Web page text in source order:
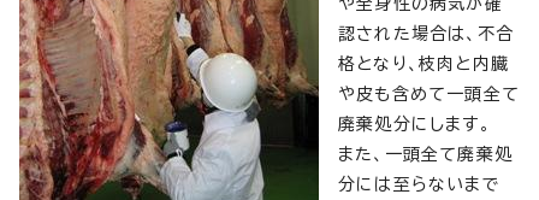
や全身性の病気が確
認された場合は、不合
格となり、枝肉と内臓
や皮も含めて一頭全て
廃棄処分にします。
また、一頭全て廃棄処
分には至らないまで